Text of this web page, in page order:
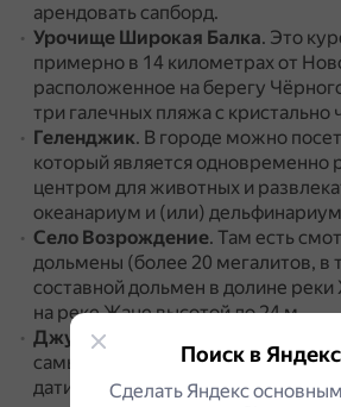
арендовать сапборд.
Урочище Широкая Балка. Это
примерно в 14 километрах от
расположенное на берегу
три галечных пляжа с кристально
Геленджик. В городе можно
который является одновременно
центром для животных и
океанариум и (или)
Село Возрождение. Там есть
дольмены (более 20 мегалитов, в
составной дольмен в долине
на реке Жане высотой до 24 м.
Джубга.
В посёлке можно
самых крупных дольменов на
датируется III веком до н. э. и
Поиск в
Сделать Яндекс